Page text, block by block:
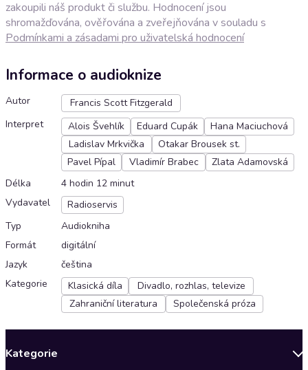
zakoupili náš produkt či službu. Hodnocení jsou
shromažďována, ověřována a zveřejňována v souladu s
Podmínkami a zásadami pro uživatelská hodnocení
Informace o audioknize
Autor
Francis Scott Fitzgerald
Interpret
Alois Švehlík Eduard Cupák
Hana Maciuchová
Ladislav Mrkvička
Otakar Brousek st.
Pavel Pípal
Vladimír Brabec
Zlata Adamovská
Délka
4 hodin 12 minut
Vydavatel
Radioservis
Typ
Audiokniha
Formát
digitální
Jazyk
čeština
Kategorie
Klasická díla
Divadlo, rozhlas, televize
Zahraniční literatura
Společenská próza
Kategorie